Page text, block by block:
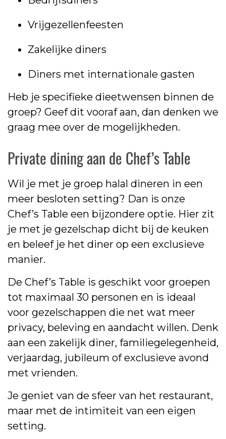
Vrijgezellenfeesten
Zakelijke diners
Diners met internationale gasten
Heb je specifieke dieetwensen binnen de
groep? Geef dit vooraf aan, dan denken we
graag mee over de mogelijkheden.
Private dining aan de Chef’s Table
Wil je met je groep halal dineren in een
meer besloten setting? Dan is onze
Chef’s Table een bijzondere optie. Hier zit
je met je gezelschap dicht bij de keuken
en beleef je het diner op een exclusieve
manier.
De Chef’s Table is geschikt voor groepen
tot maximaal 30 personen en is ideaal
voor gezelschappen die net wat meer
privacy, beleving en aandacht willen. Denk
aan een zakelijk diner, familiegelegenheid,
verjaardag, jubileum of exclusieve avond
met vrienden.
Je geniet van de sfeer van het restaurant,
maar met de intimiteit van een eigen
setting.